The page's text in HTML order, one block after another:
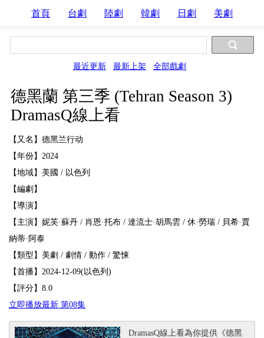
首頁 台劇 陸劇 韓劇 日劇 美劇
最近更新 最新上架 全部戲劇
德黑蘭 第三季 (Tehran Season 3)
DramasQ線上看
【又名】德黑兰行动
【年份】2024
【地域】美國 / 以色列
【編劇】
【導演】
【主演】妮芙·蘇丹 / 肖恩·托布 / 達流士·胡馬雲 / 休·勞瑞 / 貝希·賈
納蒂·阿泰
【類型】美劇 / 劇情 / 動作 / 驚悚
【首播】2024-12-09(以色列)
【評分】8.0
立即播放最新 第08集
DramasQ線上看為你提供《德黑